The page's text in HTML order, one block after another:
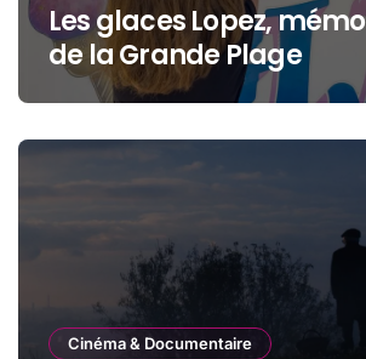
Les glaces Lopez,
de la Grande Plage
Cinéma & Documentaire